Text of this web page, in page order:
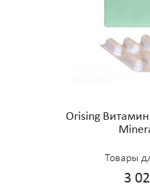
Orising
Товары
3